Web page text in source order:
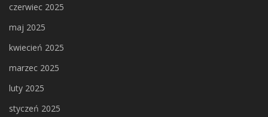
czerwiec 2025
maj 2025
kwiecień 2025
marzec 2025
luty 2025
styczeń 2025